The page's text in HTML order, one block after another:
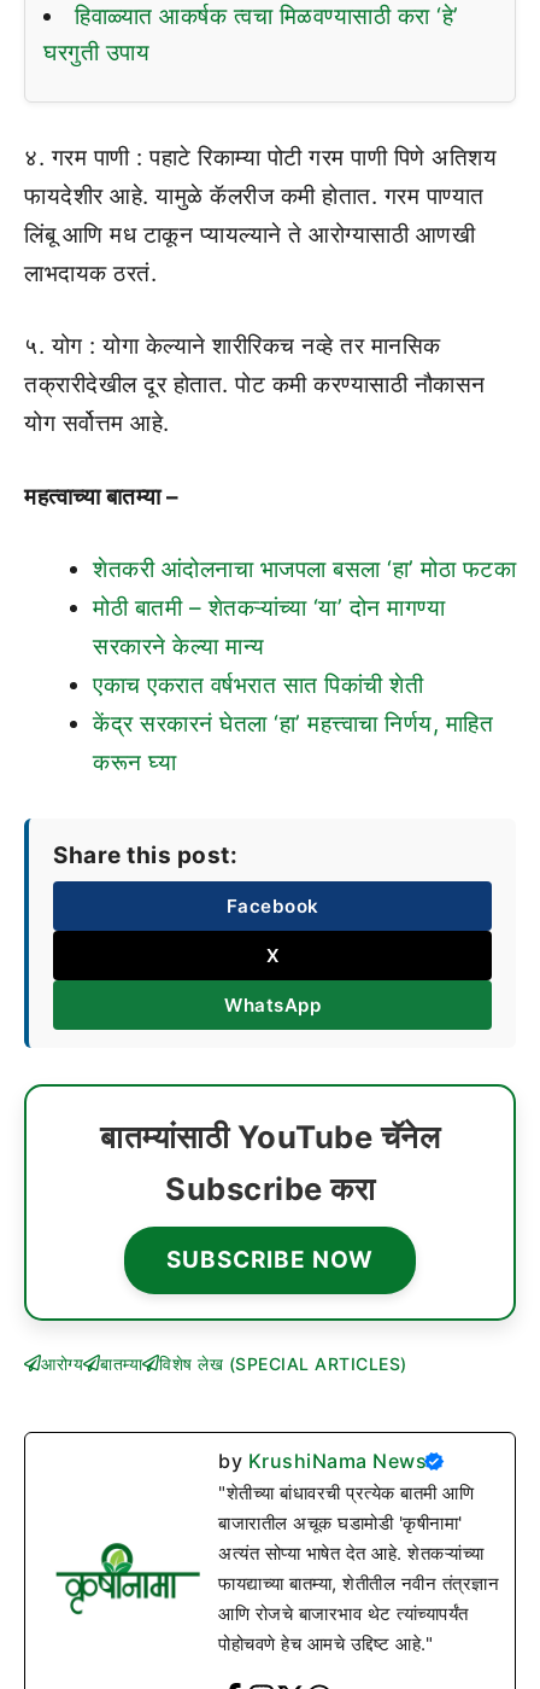
हिवाळ्यात आकर्षक त्वचा मिळवण्यासाठी करा ‘हे’
घरगुती उपाय
४. गरम पाणी : पहाटे रिकाम्या पोटी गरम पाणी पिणे अतिशय
फायदेशीर आहे. यामुळे कॅलरीज कमी होतात. गरम पाण्यात
लिंबू आणि मध टाकून प्यायल्याने ते आरोग्यासाठी आणखी
लाभदायक ठरतं.
५. योग : योगा केल्याने शारीरिकच नव्हे तर मानसिक
तक्रारीदेखील दूर होतात. पोट कमी करण्यासाठी नौकासन
योग सर्वोत्तम आहे.
महत्वाच्या बातम्या –
शेतकरी आंदोलनाचा भाजपला बसला ‘हा’ मोठा फटका
मोठी बातमी – शेतकऱ्यांच्या ‘या’ दोन मागण्या
सरकारने केल्या मान्य
एकाच एकरात वर्षभरात सात पिकांची शेती
केंद्र सरकारनं घेतला ‘हा’ महत्त्वाचा निर्णय, माहित
करून घ्या
Share this post:
Facebook
X
WhatsApp
बातम्यांसाठी YouTube चॅनेल
Subscribe करा
SUBSCRIBE NOW
आरोग्य बातम्या विशेष लेख (SPECIAL ARTICLES)
by KrushiNama News
"शेतीच्या बांधावरची प्रत्येक बातमी आणि
बाजारातील अचूक घडामोडी 'कृषीनामा'
अत्यंत सोप्या भाषेत देत आहे. शेतकऱ्यांच्या
फायद्याच्या बातम्या, शेतीतील नवीन तंत्रज्ञान
आणि रोजचे बाजारभाव थेट त्यांच्यापर्यंत
पोहोचवणे हेच आमचे उद्दिष्ट आहे."